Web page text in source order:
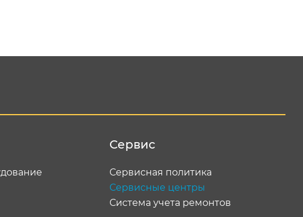
Сервис
Сервисная политика
Сервисные центры
Система учета ремонтов